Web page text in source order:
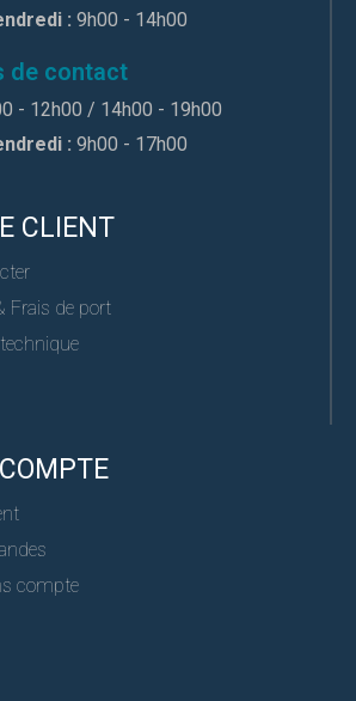
: 9h00 - 14h00
de contact
- 12h00 / 14h00 - 19h00
: 9h00 - 17h00
CLIENT
Frais de port
compte